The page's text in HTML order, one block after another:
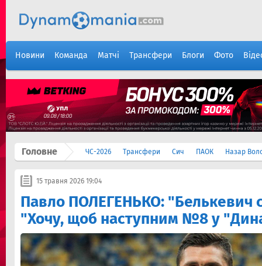
Новини Команда Матчі Трансфери Блоги Фото
Головне ЧС-2026 Трансфери Сич ПАОК Назар
15 травня 2026 19:04
Павло ПОЛЕГЕНЬКО: "Белькевич
"Хочу, щоб наступним №8 у